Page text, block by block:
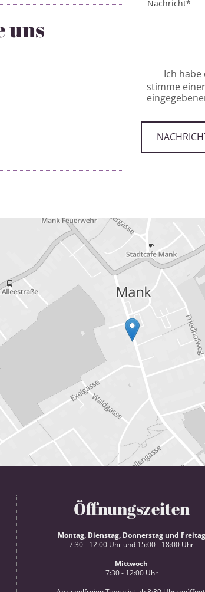
uns
Ich
stimme
Öffnungszeiten
Montag, Dienstag, Donnerstag und Freitag
7:30 - 12:00 Uhr und 15:00 - 18:00 Uhr
Mittwoch
7:30 - 12:00 Uhr